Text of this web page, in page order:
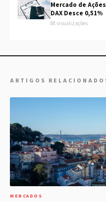
Mercado de
DAX Desce 0,51%
88 visualizações
ARTIGOS
MERCADOS